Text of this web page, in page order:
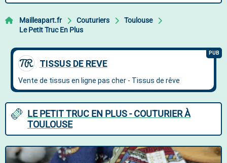
Mailleapart.fr Couturiers
Toulouse
Le Petit Truc En Plus
LE PETIT TRUC EN PLUS - COUTURIER À
TOULOUSE